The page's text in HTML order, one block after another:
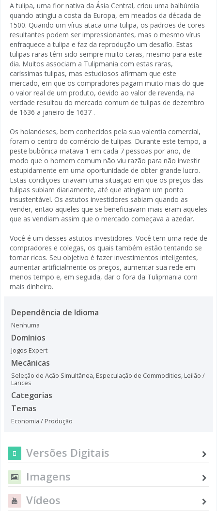
A tulipa, uma flor nativa da Ásia Central, criou uma balbúrdia
quando atingiu a costa da Europa, em meados da década de
1500. Quando um vírus ataca uma tulipa, os padrões de cores
resultantes podem ser impressionantes, mas o mesmo vírus
enfraquece a tulipa e faz da reprodução um desafio. Estas
tulipas raras têm sido sempre muito caras, mesmo para este
dia. Muitos associam a Tulipmania com estas raras,
caríssimas tulipas, mas estudiosos afirmam que este
mercado, em que os compradores pagam muito mais do que
o valor real de um produto, devido ao valor de revenda, na
verdade resultou do mercado comum de tulipas de dezembro
de 1636 a janeiro de 1637 .
Os holandeses, bem conhecidos pela sua valentia comercial,
foram o centro do comércio de tulipas. Durante este tempo, a
peste bubônica matava 1 em cada 7 pessoas por ano, de
modo que o homem comum não viu razão para não investir
estupidamente em uma oportunidade de obter grande lucro.
Estas condições criavam uma situação em que os preços das
tulipas subiam diariamente, até que atingiam um ponto
insustentável. Os astutos investidores sabiam quando as
vender, então aqueles que se beneficiavam mais eram aqueles
que as vendiam assim que o mercado começava a azedar.
Você é um desses astutos investidores. Você tem uma rede de
compradores e colegas, os quais também estão tentando se
tornar ricos. Seu objetivo é fazer investimentos inteligentes,
aumentar artificialmente os preços, aumentar sua rede em
menos tempo e, em seguida, dar o fora da Tulipmania com
mais dinheiro.
Dependência de Idioma
Nenhuma
Domínios
Jogos Expert
Mecânicas
Seleção de Ação Simultânea, Especulação de Commodities, Leilão /
Lances
Categorias
Temas
Economia / Produção
Versões Digitais
Imagens
Vídeos